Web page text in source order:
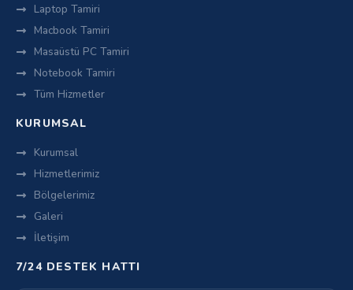
Laptop Tamiri
Macbook Tamiri
Masaüstü PC Tamiri
Notebook Tamiri
Tüm Hizmetler
KURUMSAL
Kurumsal
Hizmetlerimiz
Bölgelerimiz
Galeri
İletişim
7/24 DESTEK HATTI